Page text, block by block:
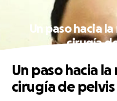
Un paso hacia
cirugía
Un paso hacia
cirugía de pelvis